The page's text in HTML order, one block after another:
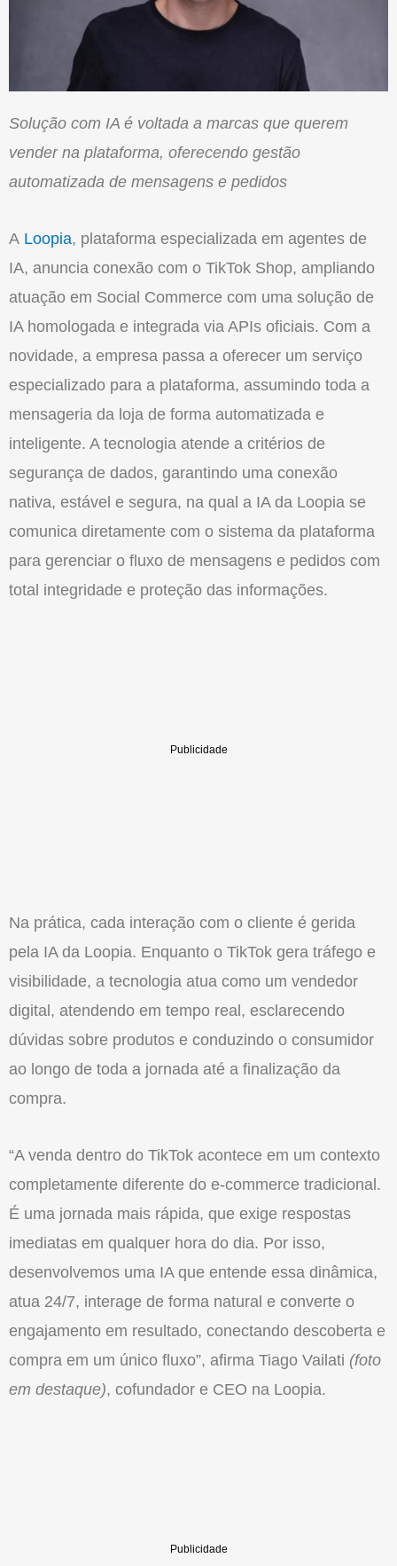
Solução com IA é voltada a marcas que querem
vender na plataforma, oferecendo gestão
automatizada de mensagens e pedidos
A Loopia, plataforma especializada em agentes de
IA, anuncia conexão com o TikTok Shop, ampliando
atuação em Social Commerce com uma solução de
IA homologada e integrada via APIs oficiais. Com a
novidade, a empresa passa a oferecer um serviço
especializado para a plataforma, assumindo toda a
mensageria da loja de forma automatizada e
inteligente. A tecnologia atende a critérios de
segurança de dados, garantindo uma conexão
nativa, estável e segura, na qual a IA da Loopia se
comunica diretamente com o sistema da plataforma
para gerenciar o fluxo de mensagens e pedidos com
total integridade e proteção das informações.
Na prática, cada interação com o cliente é gerida
pela IA da Loopia. Enquanto o TikTok gera tráfego e
visibilidade, a tecnologia atua como um vendedor
digital, atendendo em tempo real, esclarecendo
dúvidas sobre produtos e conduzindo o consumidor
ao longo de toda a jornada até a finalização da
compra.
“A venda dentro do TikTok acontece em um contexto
completamente diferente do e-commerce tradicional.
É uma jornada mais rápida, que exige respostas
imediatas em qualquer hora do dia. Por isso,
desenvolvemos uma IA que entende essa dinâmica,
atua 24/7, interage de forma natural e converte o
engajamento em resultado, conectando descoberta e
compra em um único fluxo”, afirma Tiago Vailati (foto
em destaque), cofundador e CEO na Loopia.